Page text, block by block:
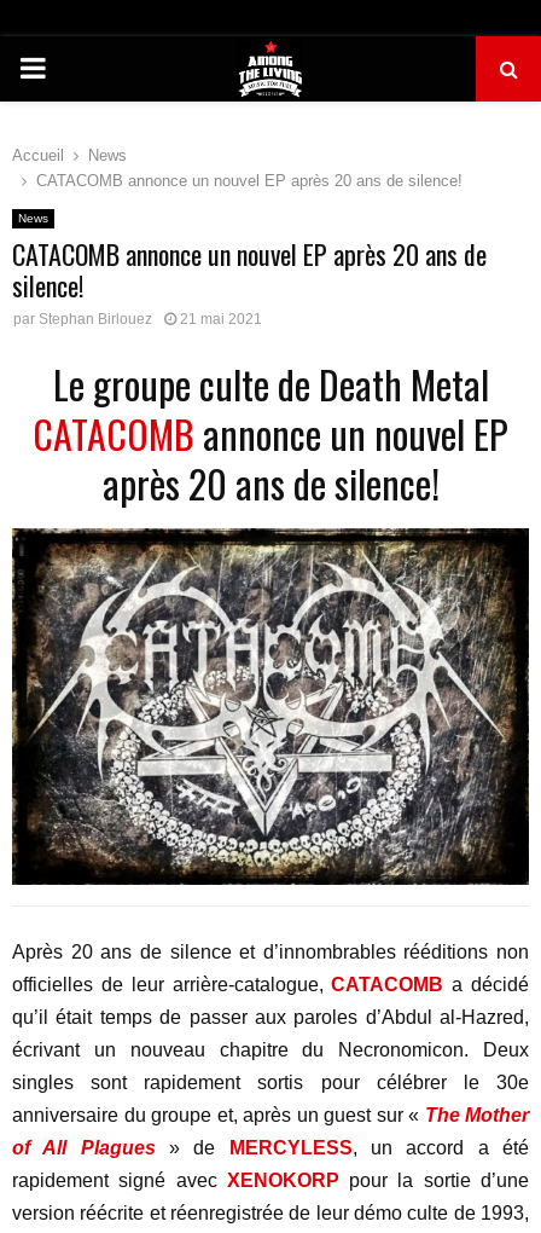
PRIMARY
Accueil
News
CATACOMB annonce un nouvel EP après 20 ans de silence!
News
CATACOMB annonce un nouvel EP après 20 ans de
silence!
par Stephan Birlouez 21 mai 2021
Le groupe culte de Death Metal
CATACOMBannonce un nouvel EP
après 20 ans de silence!
Après 20 ans de silence et d’innombrables rééditions non
officielles de leur arrière-catalogue,CATACOMB a décidé
qu’il était temps de passer aux paroles d’Abdul al-Hazred,
écrivant un nouveau chapitre du Necronomicon. Deux
singles sont rapidement sortis pour célébrer le 30e
anniversaire du groupe et, après un guest sur « The Mother
of All Plagues» de MERCYLESS, un accord a été
rapidement signé avec XENOKORP pour la sortie d’une
version réécrite et réenregistrée de leur démo culte de 1993,